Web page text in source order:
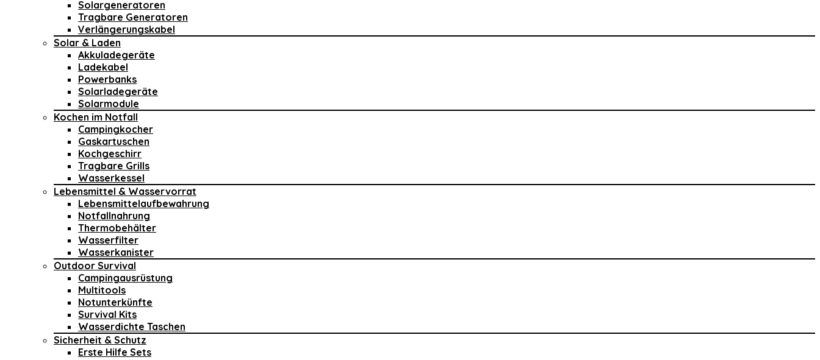
Solargeneratoren
Tragbare Generatoren
Verlängerungskabel
Solar & Laden
Akkuladegeräte
Ladekabel
Powerbanks
Solarladegeräte
Solarmodule
Kochen im Notfall
Campingkocher
Gaskartuschen
Kochgeschirr
Tragbare Grills
Wasserkessel
Lebensmittel & Wasservorrat
Lebensmittelaufbewahrung
Notfallnahrung
Thermobehälter
Wasserfilter
Wasserkanister
Outdoor Survival
Campingausrüstung
Multitools
Notunterkünfte
Survival Kits
Wasserdichte Taschen
Sicherheit & Schutz
Erste Hilfe Sets